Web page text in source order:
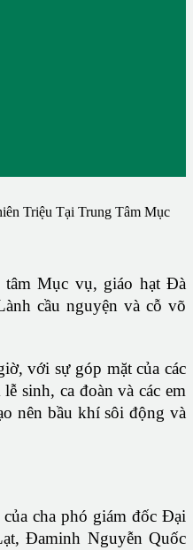
Triệu Tại Trung Tâm Mục
tâm Mục vụ, giáo hạt Đà
cầu nguyện và cỗ võ
với sự góp mặt của các
sinh, ca đoàn và các em
nên bầu khí sôi động và
cha phó giám đốc Đại
Đaminh Nguyễn Quốc